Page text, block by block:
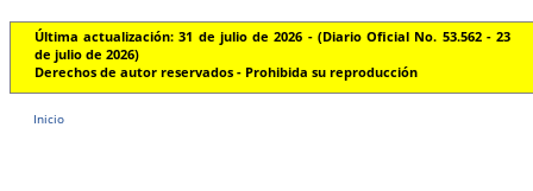
Última actualización: 31 de julio de 2026 - (Diario Oficial No. 53.562 - 23
de julio de 2026)
Derechos de autor reservados - Prohibida su reproducción
Inicio